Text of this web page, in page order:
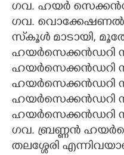
ഗവ. ഹയർ
ഗവ. വൊക്കേഷണൽ
സ്‌കൂൾ മാടായി,
ഹയർസെക്കൻഡറി
ഹയർസെക്കൻഡറി
ഹയർസെക്കൻഡറി
ഹയർസെക്കൻഡറി
ഹയർസെക്കൻ‌ഡറി
ഗവ. ബ്രണ്ണൻ
തലശ്ശേരി